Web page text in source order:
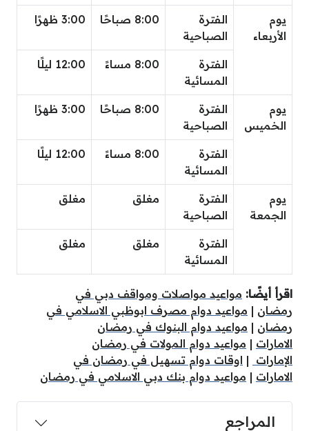
يوم
الأربعاء
الفترة
الصباحية
8:00 صباحًا 3:00 ظهرًا
الفترة
المسائية
8:00 مساءً 12:00 ليلًا
يوم
الخميس
الفترة
الصباحية
8:00 صباحًا 3:00 ظهرًا
الفترة
المسائية
8:00 مساءً 12:00 ليلًا
يوم
الجمعة
الفترة
الصباحية
مغلق مغلق
الفترة
المسائية
مغلق مغلق
اقرأ أيضًا: مواعيد مواصلات ومواقف دبي في
رمضان | مواعيد دوام مصرف ابوظبي الاسلامي في
رمضان | مواعيد دوام البنوك في رمضان
الامارات | مواعيد دوام المولات في رمضان
الإمارات | اوقات دوام تسهيل في رمضان في
الامارات | مواعيد دوام بنك دبي الاسلامي في رمضان
المراجع